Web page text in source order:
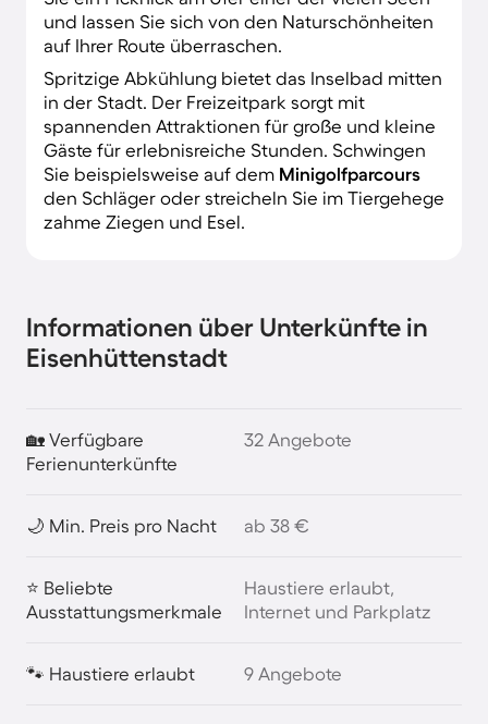
und lassen Sie sich von den Naturschönheiten
auf Ihrer Route überraschen.
Spritzige Abkühlung bietet das Inselbad mitten
in der Stadt. Der Freizeitpark sorgt mit
spannenden Attraktionen für große und kleine
Gäste für erlebnisreiche Stunden. Schwingen
Sie beispielsweise auf dem Minigolfparcours
den Schläger oder streicheln Sie im Tiergehege
zahme Ziegen und Esel.
Informationen über Unterkünfte in
Eisenhüttenstadt
🏡 Verfügbare
Ferienunterkünfte
32 Angebote
🌙 Min. Preis pro Nacht ab 38 €
⭐ Beliebte
Ausstattungsmerkmale
Haustiere erlaubt,
Internet und Parkplatz
🐾 Haustiere erlaubt 9 Angebote